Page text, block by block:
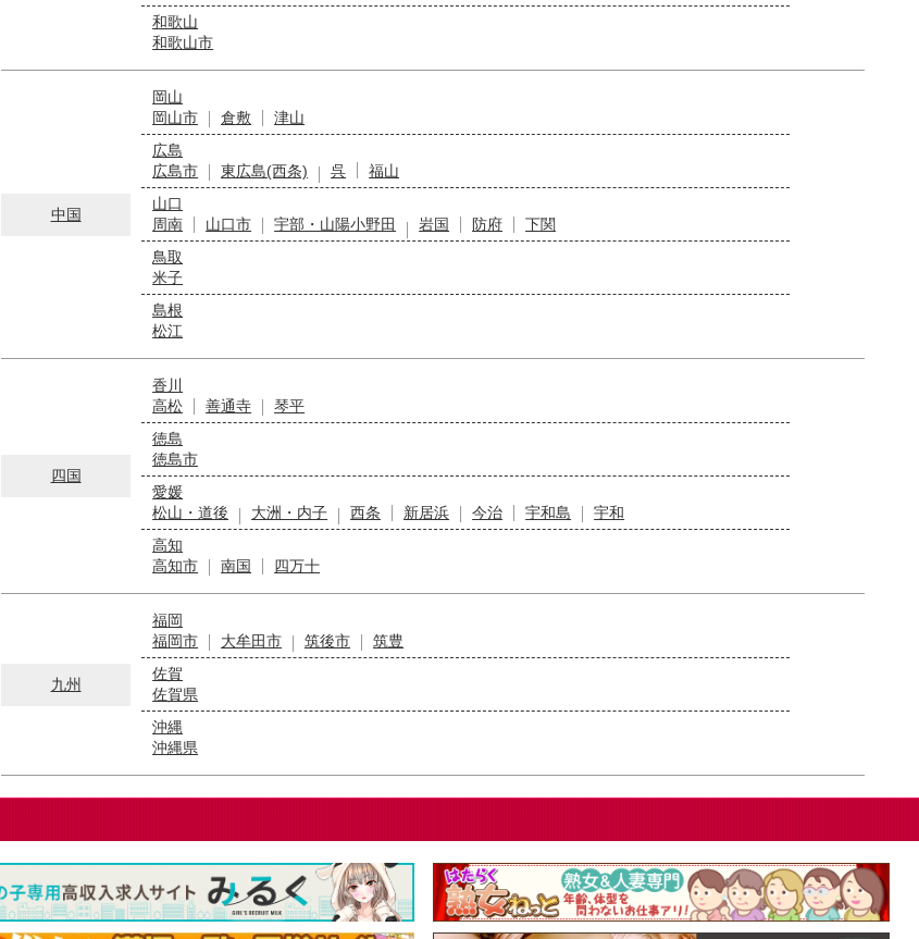
和歌山
和歌山市
中国
岡山
岡山市
倉敷
津山
広島
広島市
東広島(西条) 呉
福山
山口
周南
山口市 宇部・山陽小野田 岩国 防府
下関
鳥取
米子
島根
松江
四国
香川
高松
善通寺
琴平
徳島
徳島市
愛媛
松山・道後
大洲・内子 西条 新居浜 今治 宇和島
宇和
高知
高知市
南国 四万十
九州
福岡
福岡市
大牟田市 筑後市
筑豊
佐賀
佐賀県
沖縄
沖縄県